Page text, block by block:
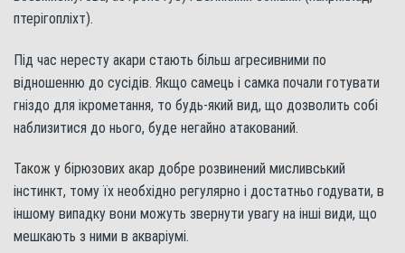
птерігопліхт).
Під час нересту акари стають більш агресивними по
відношенню до сусідів. Якщо самець і самка почали готувати
гніздо для ікрометання, то будь-який вид, що дозволить собі
наблизитися до нього, буде негайно атакований.
Також у бірюзових акар добре розвинений мисливський
інстинкт, тому їх необхідно регулярно і достатньо годувати, в
іншому випадку вони можуть звернути увагу на інші види, що
мешкають з ними в акваріумі.